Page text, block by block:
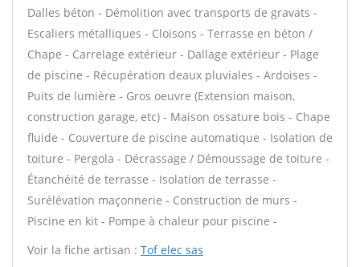
Dalles béton - Démolition avec transports de gravats -
Escaliers métalliques - Cloisons - Terrasse en béton /
Chape - Carrelage extérieur - Dallage extérieur - Plage
de piscine - Récupération deaux pluviales - Ardoises -
Puits de lumière - Gros oeuvre (Extension maison,
construction garage, etc) - Maison ossature bois - Chape
fluide - Couverture de piscine automatique - Isolation de
toiture - Pergola - Décrassage / Démoussage de toiture -
Étanchéité de terrasse - Isolation de terrasse -
Surélévation maçonnerie - Construction de murs -
Piscine en kit - Pompe à chaleur pour piscine -
Voir la fiche artisan : Tof elec sas